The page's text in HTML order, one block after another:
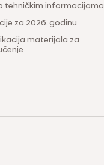
tehničkim informacijama
za 2026. godinu
materijala za